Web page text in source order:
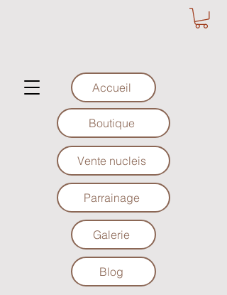
Accueil
Boutique
Vente nucleis
Galerie
Blog
Parrainage